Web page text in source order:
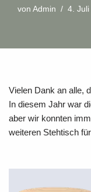
von Admin 4.
Vielen Dank an alle,
In diesem Jahr war
aber wir konnten
weiteren Stehtisch